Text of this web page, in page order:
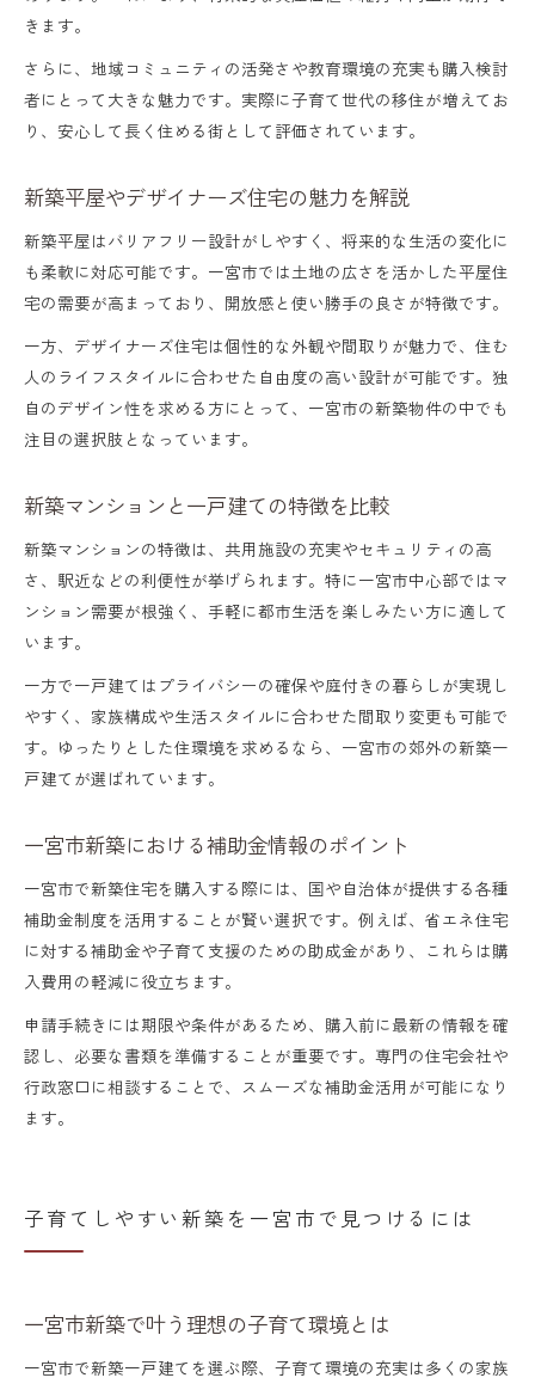
きます。
さらに、地域コミュニティの活発さや教育環境の充実も購入検討
者にとって大きな魅力です。実際に子育て世代の移住が増えてお
り、安心して長く住める街として評価されています。
新築平屋やデザイナーズ住宅の魅力を解説
新築平屋はバリアフリー設計がしやすく、将来的な生活の変化に
も柔軟に対応可能です。一宮市では土地の広さを活かした平屋住
宅の需要が高まっており、開放感と使い勝手の良さが特徴です。
一方、デザイナーズ住宅は個性的な外観や間取りが魅力で、住む
人のライフスタイルに合わせた自由度の高い設計が可能です。独
自のデザイン性を求める方にとって、一宮市の新築物件の中でも
注目の選択肢となっています。
新築マンションと一戸建ての特徴を比較
新築マンションの特徴は、共用施設の充実やセキュリティの高
さ、駅近などの利便性が挙げられます。特に一宮市中心部ではマ
ンション需要が根強く、手軽に都市生活を楽しみたい方に適して
います。
一方で一戸建てはプライバシーの確保や庭付きの暮らしが実現し
やすく、家族構成や生活スタイルに合わせた間取り変更も可能で
す。ゆったりとした住環境を求めるなら、一宮市の郊外の新築一
戸建てが選ばれています。
一宮市新築における補助金情報のポイント
一宮市で新築住宅を購入する際には、国や自治体が提供する各種
補助金制度を活用することが賢い選択です。例えば、省エネ住宅
に対する補助金や子育て支援のための助成金があり、これらは購
入費用の軽減に役立ちます。
申請手続きには期限や条件があるため、購入前に最新の情報を確
認し、必要な書類を準備することが重要です。専門の住宅会社や
行政窓口に相談することで、スムーズな補助金活用が可能になり
ます。
子育てしやすい新築を一宮市で見つけるには
一宮市新築で叶う理想の子育て環境とは
一宮市で新築一戸建てを選ぶ際、子育て環境の充実は多くの家族